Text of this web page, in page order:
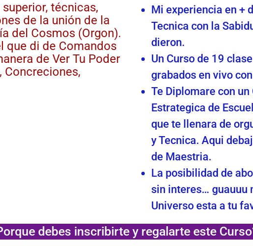
técnicas,
de la unión de la
del Cosmos (Orgon).
que di de Comandos
de Ver Tu Poder
Concreciones,
Mi experiencia en +
Tecnica con la
dieron.
Un Curso de 19
grabados en vivo
Te Diplomare con
Estrategica de
que te llenara de
y Tecnica. Aqui
de Maestria.
La posibilidad de
sin interes… guauuu
Universo esta a tu
debes inscribirte y regalarte este